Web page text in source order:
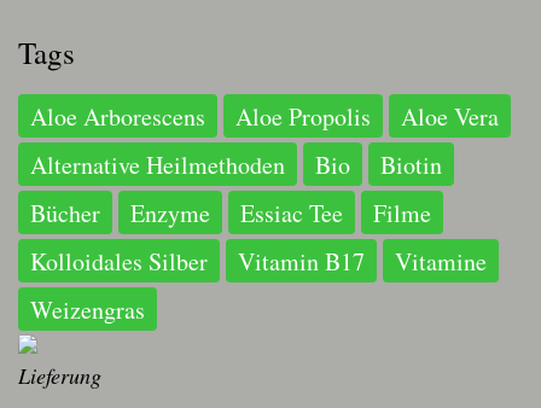
Tags
Aloe Arborescens Aloe Propolis
Aloe Vera
Alternative Heilmethoden
Bio
Biotin
Bücher
Enzyme Essiac Tee
Filme
Kolloidales Silber
Vitamin B17
Vitamine
Weizengras